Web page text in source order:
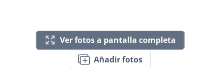
Ver fotos a pantalla completa
Añadir fotos